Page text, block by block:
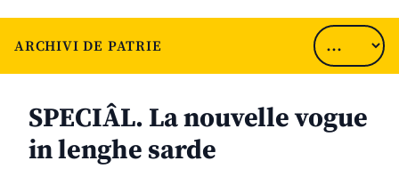
ARCHIVI DE PATRIE
SPECIÂL. La nouvelle vogue
in lenghe sarde